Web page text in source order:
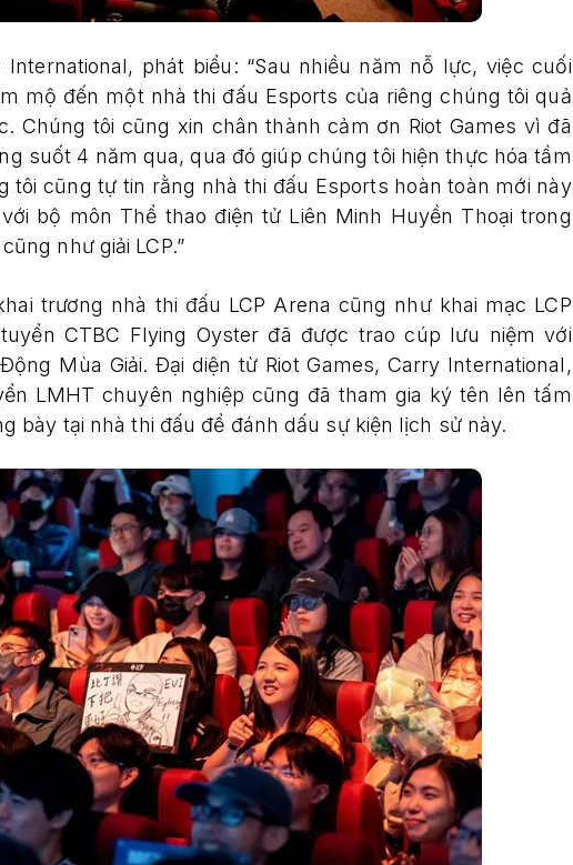
phát biểu: “Sau nhiều năm nỗ lực, việc cuối
mộ đến một nhà thi đấu Esports của riêng chúng tôi quả
Chúng tôi cũng xin chân thành cảm ơn Riot Games vì đã
suốt 4 năm qua, qua đó giúp chúng tôi hiện thực hóa tầm
tôi cũng tự tin rằng nhà thi đấu Esports hoàn toàn mới này
bộ môn Thể thao điện tử Liên Minh Huyền Thoại trong
như giải LCP.”
trương nhà thi đấu LCP Arena cũng như khai mạc LCP
CTBC Flying Oyster đã được trao cúp lưu niệm với
Mùa Giải. Đại diện từ Riot Games, Carry International,
LMHT chuyên nghiệp cũng đã tham gia ký tên lên tấm
bày tại nhà thi đấu để đánh dấu sự kiện lịch sử này.